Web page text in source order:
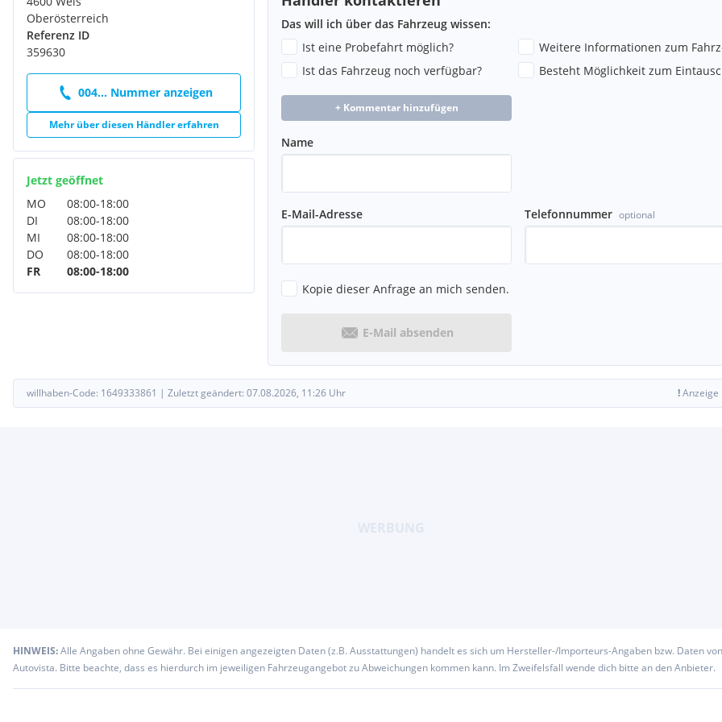
Oberösterreich
Referenz ID
359630
004... Nummer anzeigen
Mehr über diesen Händler erfahren
Jetzt geöffnet
MO
08:00-18:00
DI
08:00-18:00
MI
08:00-18:00
DO
08:00-18:00
FR
08:00-18:00
Das will ich über das Fahrzeug wissen:
Ist eine Probefahrt möglich?
Weitere Informationen zum
Ist das Fahrzeug noch verfügbar?
Besteht Möglichkeit zum
+ Kommentar hinzufügen
Name
E-Mail-Adresse Telefonnummer optional
Kopie dieser Anfrage an mich senden.
E-Mail absenden
willhaben-Code: 1649333861 | Zuletzt geändert: 07.08.2026, 11:26 Uhr !Anzeige
HINWEIS:Alle Angaben ohne Gewähr. Bei einigen angezeigten Daten (z.B. Ausstattungen) handelt es sich um Hersteller-/Importeurs-Angaben bzw. Daten von
Autovista. Bitte beachte, dass es hierdurch im jeweiligen Fahrzeugangebot zu Abweichungen kommen kann. Im Zweifelsfall wende dich bitte an den Anbieter.